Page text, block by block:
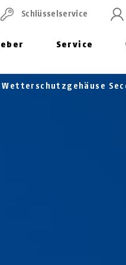
Service
Schlüssel­service
Wetterschutzgehäuse